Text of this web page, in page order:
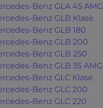
Benz GLA 45 AMG
Benz GLB Klasė
Benz GLB 180
Benz GLB 200
Benz GLB 250
Benz GLB 35 AMG
Benz GLC Klasė
Benz GLC 200
Benz GLC 220